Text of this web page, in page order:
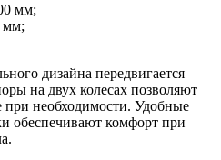
мм;
мм;
дизайна передвигается
на двух колесах позволяют
при необходимости. Удобные
обеспечивают комфорт при